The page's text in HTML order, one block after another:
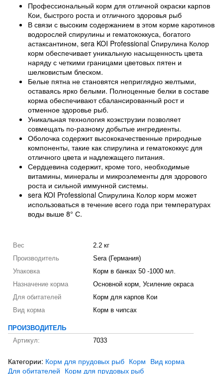
Профессиональный корм для отличной окраски карпов
Кои, быстрого роста и отличного здоровья рыб
В связи с высоким содержанием в этом корме каротинов
водорослей спирулины и гематококкуса, богатого
астаксантином, sera KOI Professional Cпирулина Колор
корм обеспечивает уникальную насыщенность цвета
наряду с четкими границами цветовых пятен и
шелковистым блеском.
Белые пятна не становятся неприглядно желтыми,
оставаясь ярко белыми. Полноценные белки в составе
корма обеспечивают сбалансированный рост и
отменное здоровье рыб.
Уникальная технология коэкструзии позволяет
совмещать по-разному добытые ингредиенты.
Оболочка содержит высококачественные природные
компоненты, такие как спирулина и гематококкус для
отличного цвета и надлежащего питания.
Сердцевина содержит, кроме того, необходимые
витамины, минералы и микроэлементы для здорового
роста и сильной иммунной системы.
sera KOI Professional Cпирулина Колор корм может
использоваться в течение всего года при температурах
воды выше 8° С.
Вес
2.2 кг
Производитель
Sera (Германия)
Упаковка
Корм в банках 50 -1000 мл.
Назначение корма
Основной корм, Усиление окраса
Для обитателей
Корм для карпов Кои
Вид корма
Корм в чипсах
ПРОИЗВОДИТЕЛЬ
Артикул:
7033
Категории: Корм для прудовых рыб Корм Вид корма
Для обитателей Корм для прудовых рыб